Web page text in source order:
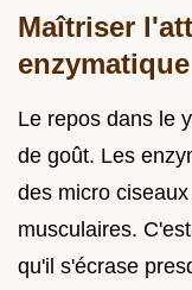
Maîtriser
enzymatique
Le repos dans le
de goût. Les
des micro
musculaires.
qu'il s'écrase